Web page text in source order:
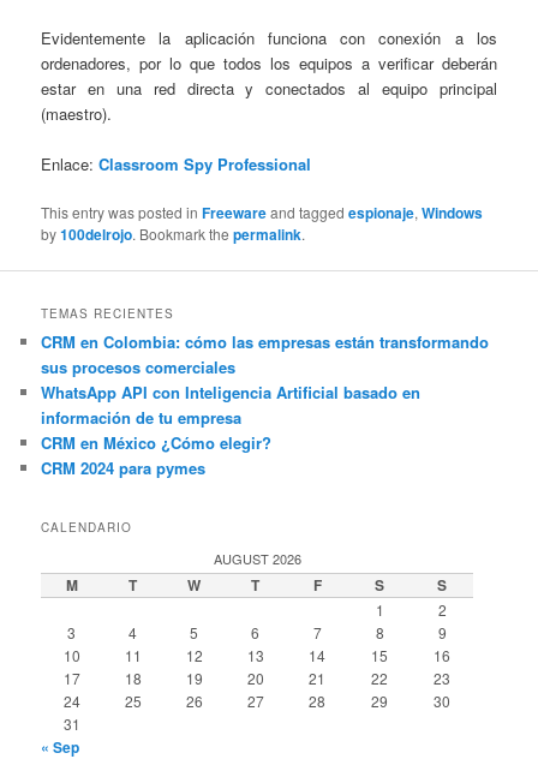
Evidentemente la aplicación funciona con conexión a los
ordenadores, por lo que todos los equipos a verificar deberán
estar en una red directa y conectados al equipo principal
(maestro).
Enlace:Classroom Spy Professional
This entry was posted inFreewareand taggedespionaje,Windows
by100delrojo. Bookmark thepermalink.
TEMAS RECIENTES
CRM en Colombia: cómo las empresas están transformando
sus procesos comerciales
WhatsApp API con Inteligencia Artificial basado en
información de tu empresa
CRM en México ¿Cómo elegir?
CRM 2024 para pymes
CALENDARIO
AUGUST 2026
M T W T F S S
1
2
3
4 5 6 7 8
9
10
11 12 13 14 15
16
17
18 19 20 21 22
23
24
25 26 27 28 29
30
31
« Sep